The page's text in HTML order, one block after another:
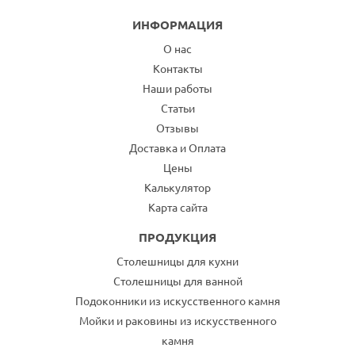
ИНФОРМАЦИЯ
О нас
Контакты
Наши работы
Статьи
Отзывы
Доставка и Оплата
Цены
Калькулятор
Карта сайта
ПРОДУКЦИЯ
Столешницы для кухни
Столешницы для ванной
Подоконники из искусственного камня
Мойки и раковины из искусственного
камня